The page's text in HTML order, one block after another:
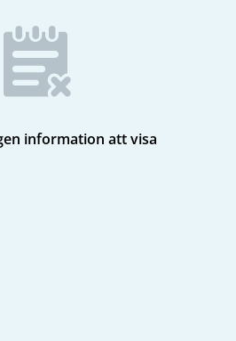
information att visa